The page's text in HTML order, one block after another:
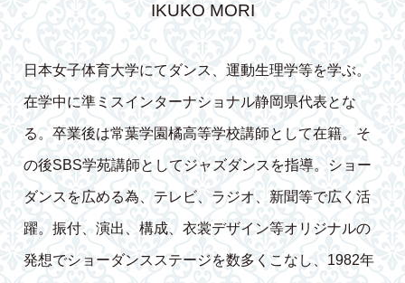
IKUKO MORI
日本女子体育大学にてダンス、運動生理学等を学ぶ。
在学中に準ミスインターナショナル静岡県代表とな
る。卒業後は常葉学園橘高等学校講師として在籍。そ
の後SBS学苑講師としてジャズダンスを指導。ショー
ダンスを広める為、テレビ、ラジオ、新聞等で広く活
躍。振付、演出、構成、衣裳デザイン等オリジナルの
発想でショーダンスステージを数多くこなし、1982年